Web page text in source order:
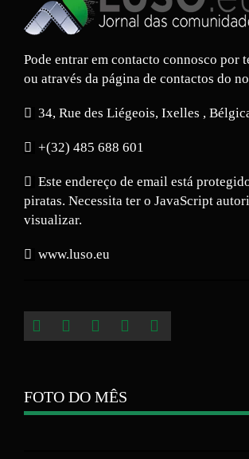
Pode entrar em contacto connosco por
ou através da página de contactos do
34, Rue des Liégeois, Ixelles ,
+(32) 485 688 601
Este endereço de email está
piratas. Necessita ter o JavaScript
visualizar.
www.luso.eu
FOTO DO MÊS